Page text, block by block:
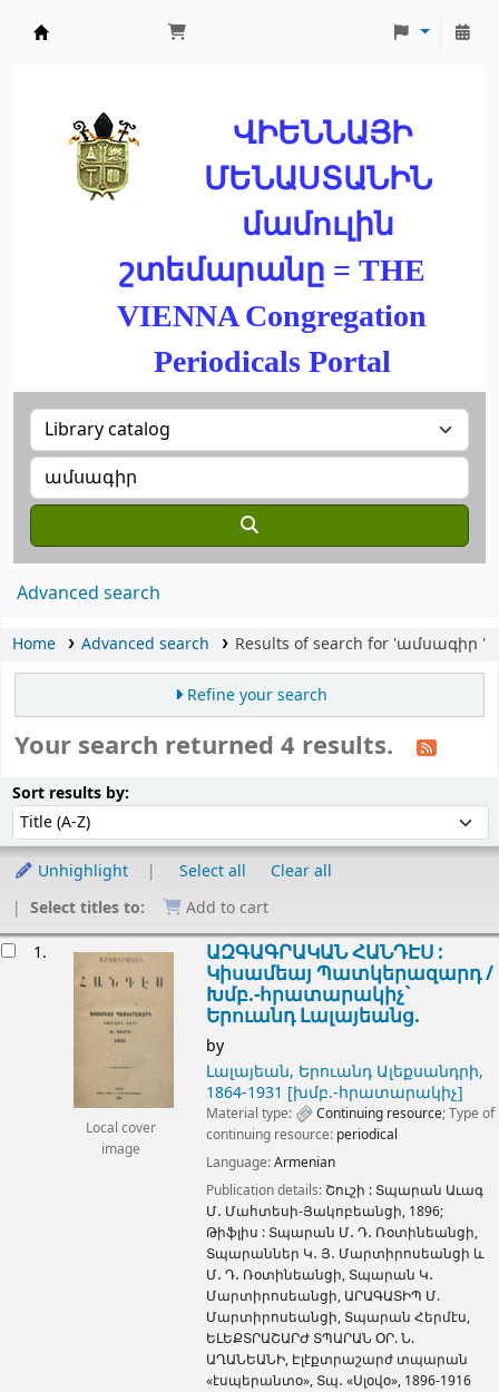
ՎԻԵՆՆԱՅԻ
ՄԵՆԱՍՏԱՆԻՆ
մամուլին
շտեմարանը = THE
VIENNA Congregation
Periodicals Portal
Advanced search
Home Advanced search Results of search for 'ամսագիր '
Refine your search
Your search returned 4 results.
Sort results by:
Unhighlight Select all
Clear all
Select titles to:
Add to cart
1.
Local cover
image
ԱԶԳԱԳՐԱԿԱՆ ՀԱՆԴԷՍ :
Կիսամեայ Պատկերազարդ /
Խմբ.-հրատարակիչ`
Երուանդ Լալայեանց.
by
Լալայեան, Երուանդ Ալեքսանդրի,
1864-1931 [խմբ.-հրատարակիչ]
Material type: Continuing resource; Type of
continuing resource: periodical
Language:Armenian
Publication details: Շուշի : Տպարան Աւագ
Մ․ Մահտեսի-Յակոբեանցի, 1896;
Թիֆլիս : Տպարան Մ․ Դ․ Ռօտինեանցի,
Տպարաններ Կ․ Յ․ Մարտիրոսեանցի և
Մ․ Դ․ Ռօտինեանցի, Տպարան Կ․
Մարտիրոսեանցի, ԱՐԱԳԱՏԻՊ Մ.
Մարտիրոսեանցի, Տպարան Հերմէս,
ԵԼԵՔՏՐԱՇԱՐԺ ՏՊԱՐԱՆ ՕՐ. Ն.
ԱՂԱՆԵԱՆԻ, Էլէքտրաշարժ տպարան
«էսպերանտօ», Տպ․ «Սլօվօ», 1896-1916